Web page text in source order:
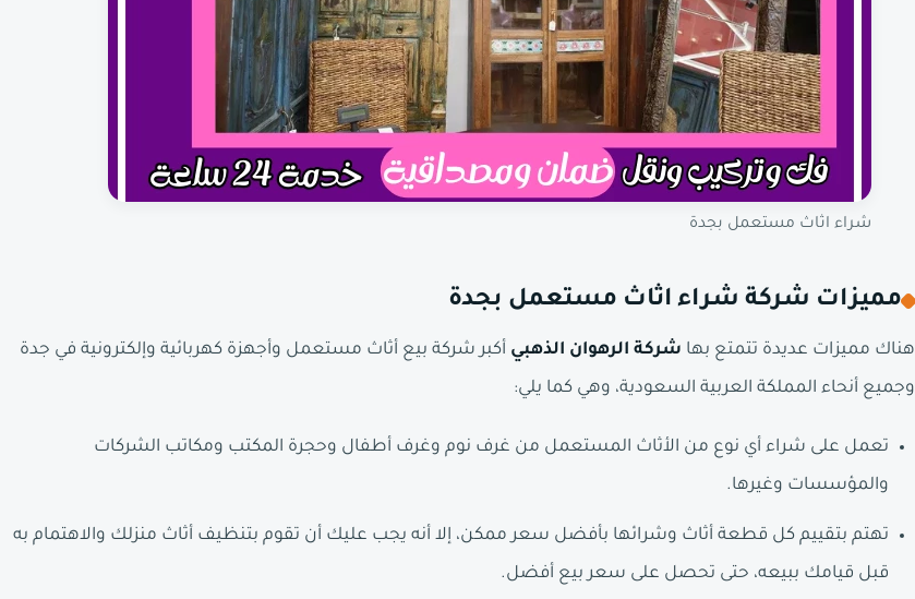
شراء اثاث مستعمل بجدة
مميزات شركة شراء اثاث مستعمل بجدة
هناك مميزات عديدة تتمتع بها شركة الرهوان الذهبي أكبر شركة بيع أثاث مستعمل وأجهزة كهربائية وإلكترونية في جدة
وجميع أنحاء المملكة العربية السعودية، وهي كما يلي:
تعمل على شراء أي نوع من الأثاث المستعمل من غرف نوم وغرف أطفال وحجرة المكتب ومكاتب الشركات
والمؤسسات وغيرها.
تهتم بتقييم كل قطعة أثاث وشرائها بأفضل سعر ممكن، إلا أنه يجب عليك أن تقوم بتنظيف أثاث منزلك والاهتمام به
قبل قيامك ببيعه، حتى تحصل على سعر بيع أفضل.